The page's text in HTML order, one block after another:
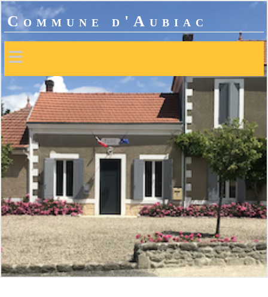
Commune d'Aubiac
≡